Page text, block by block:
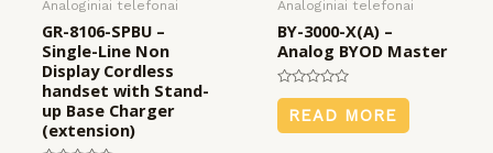
Analoginiai telefonai
GR-8106-SPBU –
Single-Line Non
Display Cordless
handset with Stand-
up Base Charger
(extension)
Analoginiai telefonai
BY-3000-X(A) –
Analog BYOD Master
Rated
out
of
READ MORE